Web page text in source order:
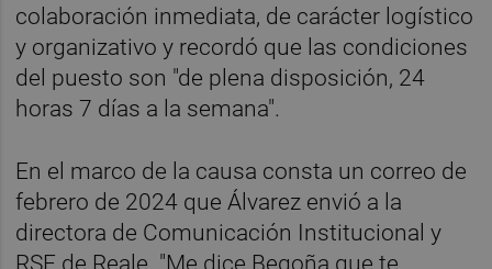
colaboración inmediata, de carácter logístico
y organizativo y recordó que las condiciones
del puesto son "de plena disposición, 24
horas 7 días a la semana".
En el marco de la causa consta un correo de
febrero de 2024 que Álvarez envió a la
directora de Comunicación Institucional y
RSE de Reale. "Me dice Begoña que te